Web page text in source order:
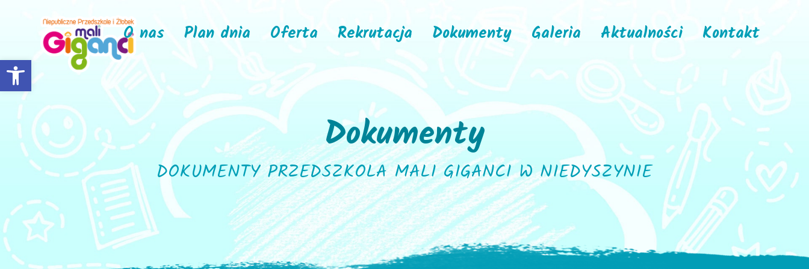
Open toolbar
O nas Plan dnia Oferta Rekrutacja Dokumenty Galeria Aktualności Kontakt
Dokumenty
DOKUMENTY PRZEDSZKOLA MALI GIGANCI W NIEDYSZYNIE